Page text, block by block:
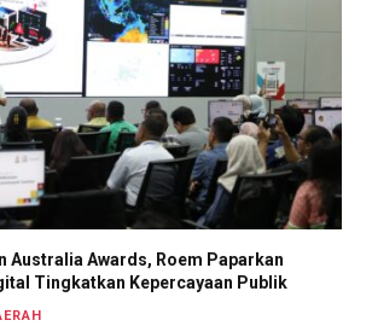
Australia Awards, Roem Paparkan
Tingkatkan Kepercayaan Publik